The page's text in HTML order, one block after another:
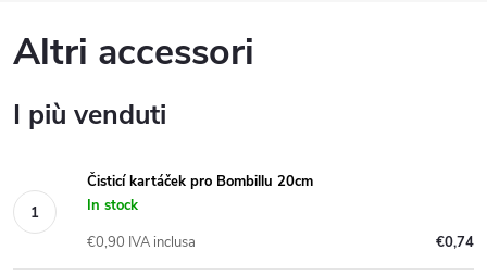
Altri accessori
I più venduti
Čisticí kartáček pro Bombillu 20cm
In stock
€0,74
€0,90 IVA inclusa